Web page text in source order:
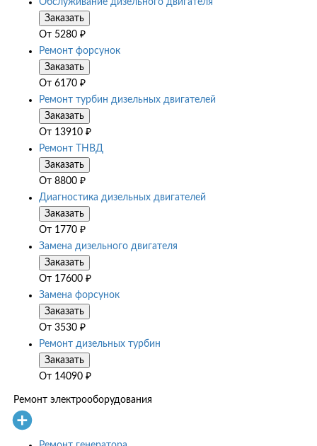
Обслуживание дизельного двигателя
Заказать
От 5280 ₽
Ремонт форсунок
Заказать
От 6170 ₽
Ремонт турбин дизельных двигателей
Заказать
От 13910 ₽
Ремонт ТНВД
Заказать
От 8800 ₽
Диагностика дизельных двигателей
Заказать
От 1770 ₽
Замена дизельного двигателя
Заказать
От 17600 ₽
Замена форсунок
Заказать
От 3530 ₽
Ремонт дизельных турбин
Заказать
От 14090 ₽
Ремонт электрооборудования